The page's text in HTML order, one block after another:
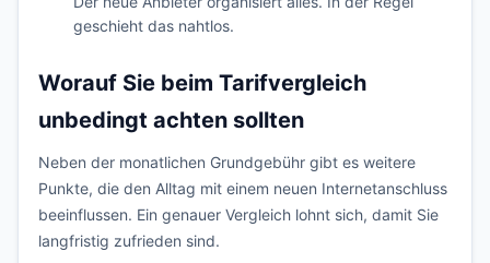
geschieht das nahtlos.
Worauf Sie beim Tarifvergleich
unbedingt achten sollten
Neben der monatlichen Grundgebühr gibt es weitere
Punkte, die den Alltag mit einem neuen Internetanschluss
beeinflussen. Ein genauer Vergleich lohnt sich, damit Sie
langfristig zufrieden sind.